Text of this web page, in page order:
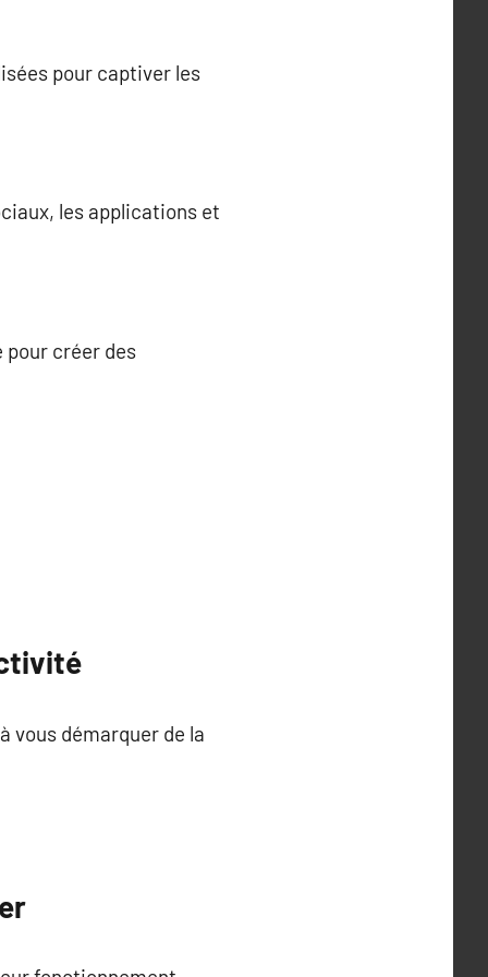
pour captiver les
les applications et
pour créer des
vous démarquer de la